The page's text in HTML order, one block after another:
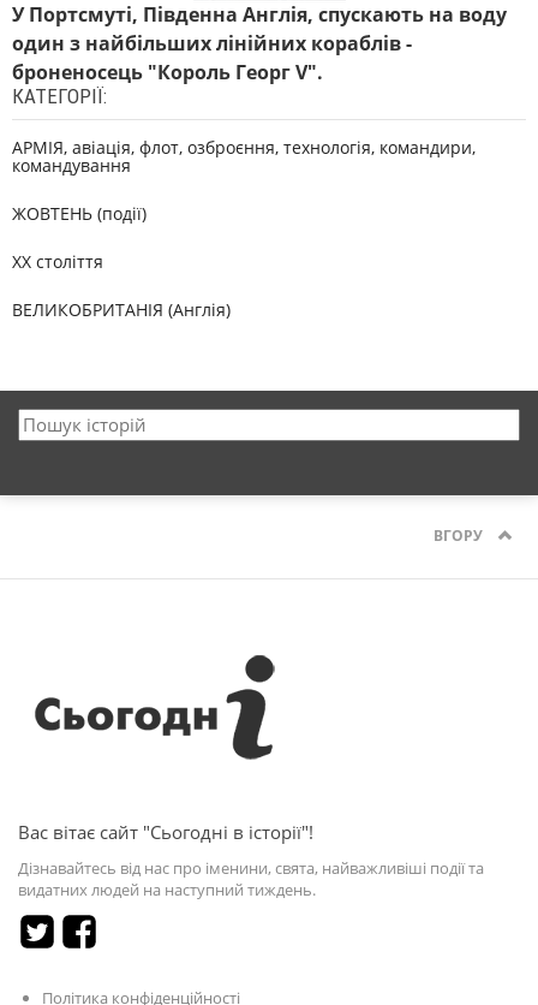
У Портсмуті, Південна Англія, спускають на воду
один з найбільших лінійних кораблів -
броненосець "Король Георг V".
КАТЕГОРІЇ:
АРМІЯ, авіація, флот, озброєння, технологія, командири,
командування
ЖОВТЕНЬ (події)
XX століття
ВЕЛИКОБРИТАНІЯ (Англія)
ВГОРУ
Вас вітає сайт "Сьогодні в історії"!
Дізнавайтесь від нас про іменини, свята, найважливіші події та
видатних людей на наступний тиждень.
Політика конфіденційності